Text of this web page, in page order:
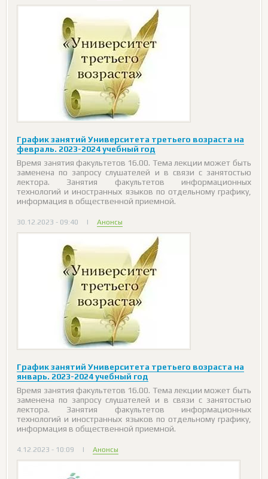
График занятий Университета третьего возраста на
февраль. 2023-2024 учебный год
Время занятия факультетов 16.00. Тема лекции может быть
заменена по запросу слушателей и в связи с занятостью
лектора. Занятия факультетов информационных
технологий и иностранных языков по отдельному графику,
информация в общественной приемной.
30.12.2023 - 09:40 | Анонсы
График занятий Университета третьего возраста на
январь. 2023-2024 учебный год
Время занятия факультетов 16.00. Тема лекции может быть
заменена по запросу слушателей и в связи с занятостью
лектора. Занятия факультетов информационных
технологий и иностранных языков по отдельному графику,
информация в общественной приемной.
4.12.2023 - 10:09 | Анонсы